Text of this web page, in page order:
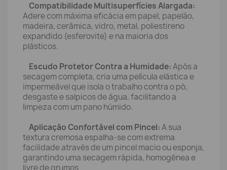
Compatibilidade Multisuperfícies Alargada:
Adere com máxima eficácia em papel, papelão,
madeira, cerâmica, vidro, metal, poliestireno
expandido (esferovite) e na maioria dos
plásticos.
Escudo Protetor Contra a Humidade:Após a
secagem completa, cria uma película elástica e
impermeável que isola o trabalho contra o pó,
desgaste e salpicos de água, facilitando a
limpeza com um pano húmido.
Aplicação Confortável com Pincel:A sua
textura cremosa espalha-se com extrema
facilidade através de um pincel macio ou esponja,
garantindo uma secagem rápida, homogénea e
livre de grumos.